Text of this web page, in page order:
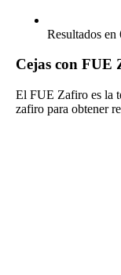
Resultados en
Cejas con FUE
El FUE Zafiro es la
zafiro para obtener